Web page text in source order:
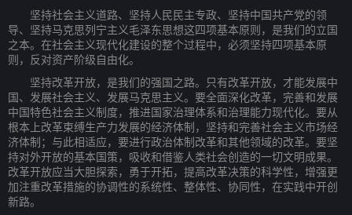
坚持社会主义道路、坚持人民民主专政、坚持中国共产党的领
导、坚持马克思列宁主义毛泽东思想这四项基本原则，是我们的立国
之本。在社会主义现代化建设的整个过程中，必须坚持四项基本原
则，反对资产阶级自由化。
坚持改革开放，是我们的强国之路。只有改革开放，才能发展中
国、发展社会主义、发展马克思主义。要全面深化改革，完善和发展
中国特色社会主义制度，推进国家治理体系和治理能力现代化。要从
根本上改革束缚生产力发展的经济体制，坚持和完善社会主义市场经
济体制；与此相适应，要进行政治体制改革和其他领域的改革。要坚
持对外开放的基本国策，吸收和借鉴人类社会创造的一切文明成果。
改革开放应当大胆探索，勇于开拓，提高改革决策的科学性，增强更
加注重改革措施的协调性的系统性、整体性、协同性，在实践中开创
新路。